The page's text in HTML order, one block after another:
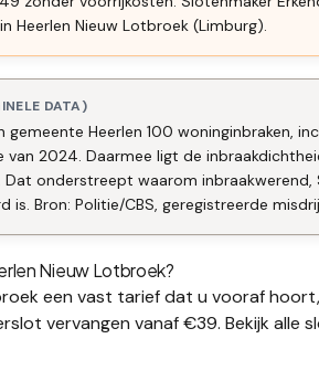
Heerlen Nieuw Lotbroek (Limburg).
DATA)
Heerlen 100 woninginbraken,
van 2024. Daarmee ligt de
Dat onderstreept waarom
Bron: Politie/CBS, geregistreerde
Nieuw Lotbroek?
een vast tarief dat u vooraf
vervangen vanaf €39. Bekijk alle